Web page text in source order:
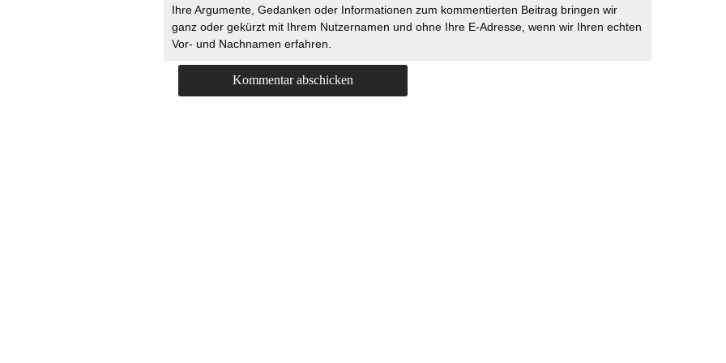
Ihre Argumente, Gedanken oder Informationen zum kommentierten Beitrag bringen wir
ganz oder gekürzt mit Ihrem Nutzernamen und ohne Ihre E-Adresse, wenn wir Ihren echten
Vor- und Nachnamen erfahren.